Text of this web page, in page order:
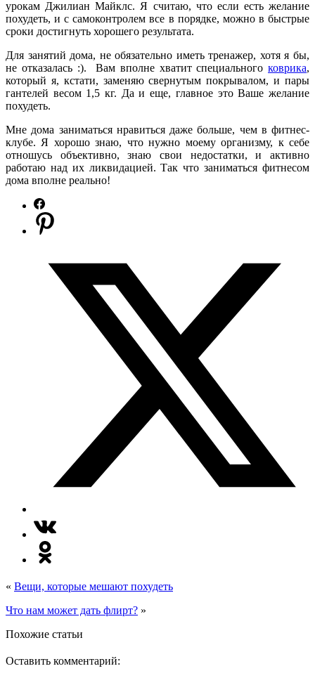
урокам Джилиан Майклс. Я считаю, что если есть желание
похудеть, и с самоконтролем все в порядке, можно в быстрые
сроки достигнуть хорошего результата.
Для занятий дома, не обязательно иметь тренажер, хотя я бы,
не отказалась :). Вам вполне хватит специального коврика,
который я, кстати, заменяю свернутым покрывалом, и пары
гантелей весом 1,5 кг. Да и еще, главное это Ваше желание
похудеть.
Мне дома заниматься нравиться даже больше, чем в фитнес-
клубе. Я хорошо знаю, что нужно моему организму, к себе
отношусь объективно, знаю свои недостатки, и активно
работаю над их ликвидацией. Так что заниматься фитнесом
дома вполне реально!
« Вещи, которые мешают похудеть
Что нам может дать флирт? »
Похожие статьи
Оставить комментарий: